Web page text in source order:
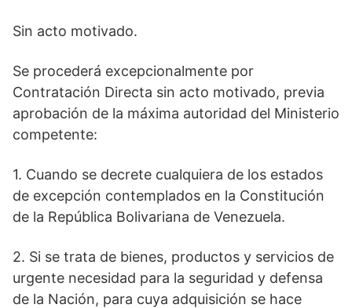
Sin acto motivado.
Se procederá excepcionalmente por
Contratación Directa sin acto motivado, previa
aprobación de la máxima autoridad del Ministerio
competente:
1. Cuando se decrete cualquiera de los estados
de excepción contemplados en la Constitución
de la República Bolivariana de Venezuela.
2. Si se trata de bienes, productos y servicios de
urgente necesidad para la seguridad y defensa
de la Nación, para cuya adquisición se hace